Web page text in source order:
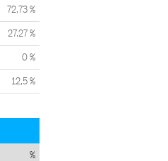
72,73 %
27,27 %
0 %
12,5 %
%